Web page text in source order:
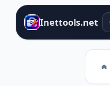
Inettools.net